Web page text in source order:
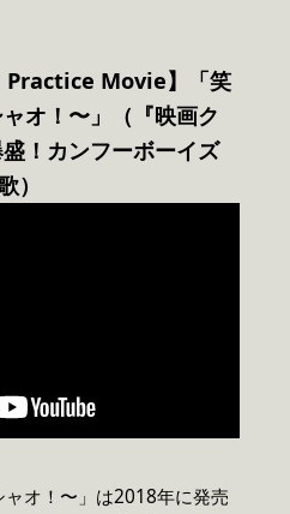
Practice Movie】「笑
オ！〜」（『映画ク
！カンフーボーイズ
）
オ！〜」は2018年に発売